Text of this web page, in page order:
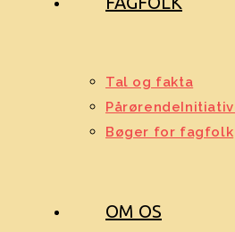
Tal og fakta
Bøger for fagfolk
OM OS